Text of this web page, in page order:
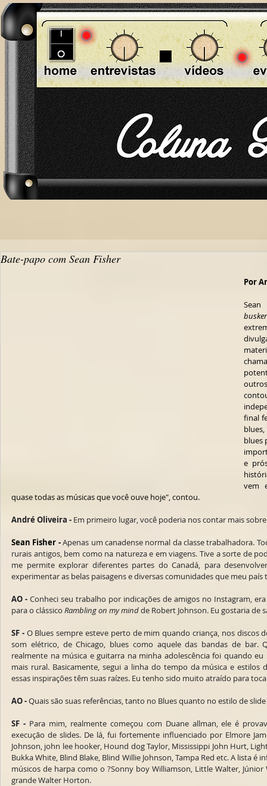
Bate-papo com Sean Fisher
Por
busker
final
blues
e
vem
quase todas as músicas que você ouve hoje", contou.
André Oliveira - Em primeiro lugar, você poderia nos contar mais sobre
Sean Fisher - Apenas um canadense normal da classe trabalhadora.
rurais antigos, bem como na natureza e em viagens. Tive a sorte de
me permite explorar diferentes partes do Canadá, para
experimentar as belas paisagens e diversas comunidades que meu país
AO - Conheci seu trabalho por indicações de amigos no Instagram,
para o clássico Rambling on my mind de Robert Johnson. Eu gostaria de
SF - O Blues sempre esteve perto de mim quando criança, nos discos
som elétrico, de Chicago, blues como aquele das bandas de bar.
realmente na música e guitarra na minha adolescência foi quando
mais rural. Basicamente, segui a linha do tempo da música e estilos
essas inspirações têm suas raízes. Eu tenho sido muito atraído para
AO - Quais são suas referências, tanto no Blues quanto no estilo de
SF - Para mim, realmente começou com Duane allman, ele é
execução de slides. De lá, fui fortemente influenciado por Elmore
Johnson, john lee hooker, Hound dog Taylor, Mississippi John Hurt,
Bukka White, Blind Blake, Blind Willie Johnson, Tampa Red etc. A lista
músicos de harpa como o ?Sonny boy Williamson, Little Walter,
grande Walter Horton.